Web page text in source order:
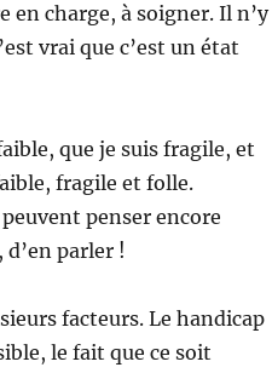
en charge, à soigner. Il n’y
vrai que c’est un état
que je suis fragile, et
fragile et folle.
penser encore
d’en parler !
facteurs. Le handicap
le fait que ce soit